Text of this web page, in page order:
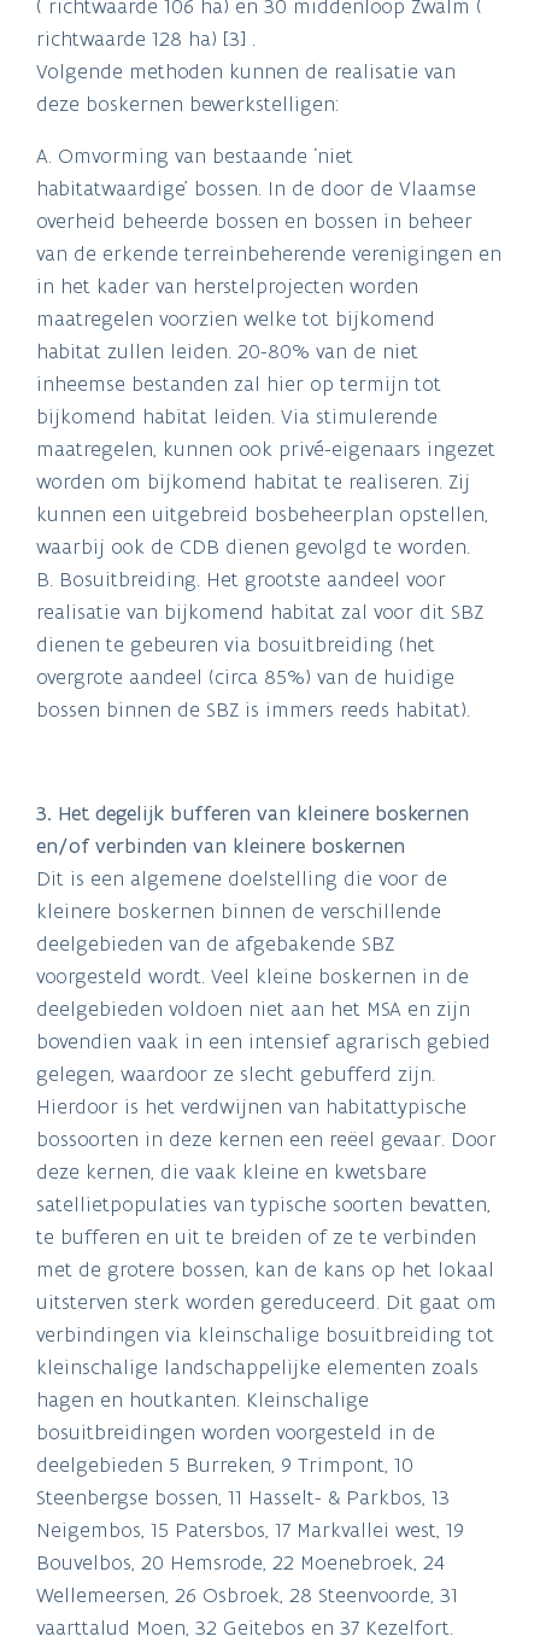
( richtwaarde 106 ha) en 30 middenloop Zwalm (
richtwaarde 128 ha) [3] .
Volgende methoden kunnen de realisatie van
deze boskernen bewerkstelligen:
A. Omvorming van bestaande ‘niet
habitatwaardige’ bossen. In de door de Vlaamse
overheid beheerde bossen en bossen in beheer
van de erkende terreinbeherende verenigingen en
in het kader van herstelprojecten worden
maatregelen voorzien welke tot bijkomend
habitat zullen leiden. 20-80% van de niet
inheemse bestanden zal hier op termijn tot
bijkomend habitat leiden. Via stimulerende
maatregelen, kunnen ook privé-eigenaars ingezet
worden om bijkomend habitat te realiseren. Zij
kunnen een uitgebreid bosbeheerplan opstellen,
waarbij ook de CDB dienen gevolgd te worden.
B. Bosuitbreiding. Het grootste aandeel voor
realisatie van bijkomend habitat zal voor dit SBZ
dienen te gebeuren via bosuitbreiding (het
overgrote aandeel (circa 85%) van de huidige
bossen binnen de SBZ is immers reeds habitat).
3. Het degelijk bufferen van kleinere boskernen
en/of verbinden van kleinere boskernen
Dit is een algemene doelstelling die voor de
kleinere boskernen binnen de verschillende
deelgebieden van de afgebakende SBZ
voorgesteld wordt. Veel kleine boskernen in de
deelgebieden voldoen niet aan het MSA en zijn
bovendien vaak in een intensief agrarisch gebied
gelegen, waardoor ze slecht gebufferd zijn.
Hierdoor is het verdwijnen van habitattypische
bossoorten in deze kernen een reëel gevaar. Door
deze kernen, die vaak kleine en kwetsbare
satellietpopulaties van typische soorten bevatten,
te bufferen en uit te breiden of ze te verbinden
met de grotere bossen, kan de kans op het lokaal
uitsterven sterk worden gereduceerd. Dit gaat om
verbindingen via kleinschalige bosuitbreiding tot
kleinschalige landschappelijke elementen zoals
hagen en houtkanten. Kleinschalige
bosuitbreidingen worden voorgesteld in de
deelgebieden 5 Burreken, 9 Trimpont, 10
Steenbergse bossen, 11 Hasselt- & Parkbos, 13
Neigembos, 15 Patersbos, 17 Markvallei west, 19
Bouvelbos, 20 Hemsrode, 22 Moenebroek, 24
Wellemeersen, 26 Osbroek, 28 Steenvoorde, 31
vaarttalud Moen, 32 Geitebos en 37 Kezelfort.